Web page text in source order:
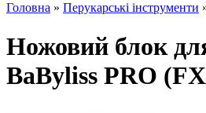
Головна » Перукарські інструменти
Ножовий блок
BaByliss PRO